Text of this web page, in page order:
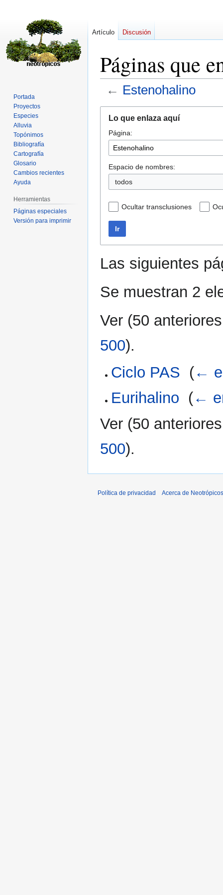
Páginas que
← Estenohalino
navegación
búsqueda
Lo que enlaza aquí
Página:
Espacio de nombres:
todos
Ocultar transclusiones
Ir
Las siguientes
Se muestran 2
Ver (50 anteriores
500).
Ciclo PAS (←
Eurihalino (←
Ver (50 anteriores
500).
Artículo Discusión
Portada
Proyectos
Especies
Alluvia
Topónimos
Bibliografía
Cartografía
Glosario
Cambios recientes
Ayuda
Herramientas
Páginas especiales
Versión para imprimir
Política de privacidad Acerca de Neotrópicos